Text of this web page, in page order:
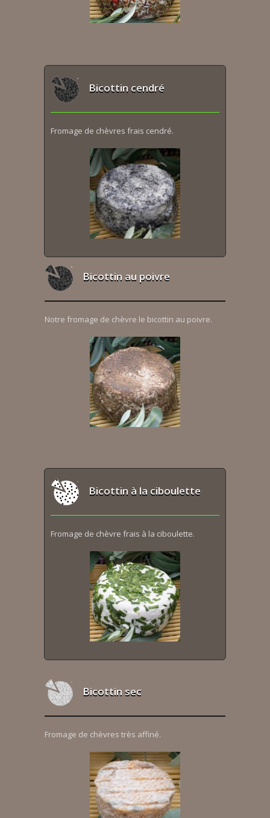
Bicottin cendré
Fromage de chèvres frais cendré.
Bicottin au poivre
Notre fromage de chèvre le bicottin au poivre.
Bicottin à la ciboulette
Fromage de chèvre frais à la ciboulette.
Bicottin sec
Fromage de chèvres très affiné.